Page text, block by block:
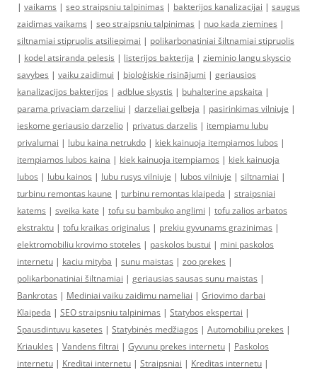
| vaikams | seo straipsniu talpinimas | bakterijos kanalizacijai | saugus
zaidimas vaikams | seo straipsniu talpinimas | nuo kada ziemines |
siltnamiai stipruolis atsiliepimai | polikarbonatiniai šiltnamiai stipruolis
| kodel atsiranda pelesis | listerijos bakterija | zieminio langu skyscio
savybes | vaiku zaidimui | bioloģiskie risinājumi | geriausios
kanalizacijos bakterijos | adblue skystis | buhalterine apskaita |
parama privaciam darzeliui | darzeliai gelbeja | pasirinkimas vilniuje |
ieskome geriausio darzelio | privatus darzelis | itempiamu lubu
privalumai | lubu kaina netrukdo | kiek kainuoja itempiamos lubos |
itempiamos lubos kaina | kiek kainuoja itempiamos | kiek kainuoja
lubos | lubu kainos | lubu rusys vilniuje | lubos vilniuje | siltnamiai |
turbinu remontas kaune | turbinu remontas klaipeda | straipsniai
katems | sveika kate | tofu su bambuko anglimi | tofu zalios arbatos
ekstraktu | tofu kraikas originalus | prekiu gyvunams grazinimas |
elektromobiliu krovimo stoteles | paskolos bustui | mini paskolos
internetu | kaciu mityba | sunu maistas | zoo prekes |
polikarbonatiniai šiltnamiai | geriausias sausas sunu maistas |
Bankrotas | Mediniai vaiku zaidimu nameliai | Griovimo darbai
Klaipeda | SEO straipsniu talpinimas | Statybos ekspertai |
Spausdintuvu kasetes | Statybinės medžiagos | Automobiliu prekes |
Kriaukles | Vandens filtrai | Gyvunu prekes internetu | Paskolos
internetu | Kreditai internetu | Straipsniai | Kreditas internetu |